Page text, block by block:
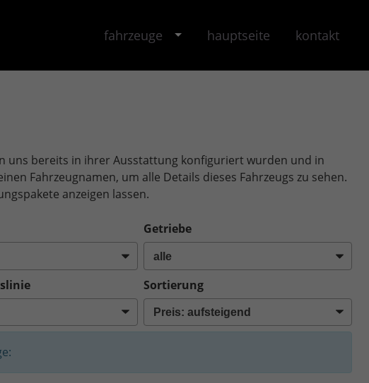
fahrzeuge hauptseite kontakt
uns bereits in ihrer Ausstattung konfiguriert wurden und in
Fahrzeugnamen, um alle Details dieses Fahrzeugs zu sehen.
anzeigen lassen.
Getriebe
Sortierung